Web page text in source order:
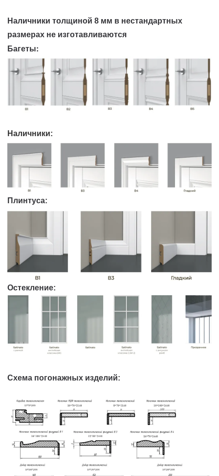
Наличники толщиной 8 мм в нестандартных
размерах не изготавливаются
Багеты:
Наличники:
Плинтуса:
Остекление:
Схема погонажных изделий: